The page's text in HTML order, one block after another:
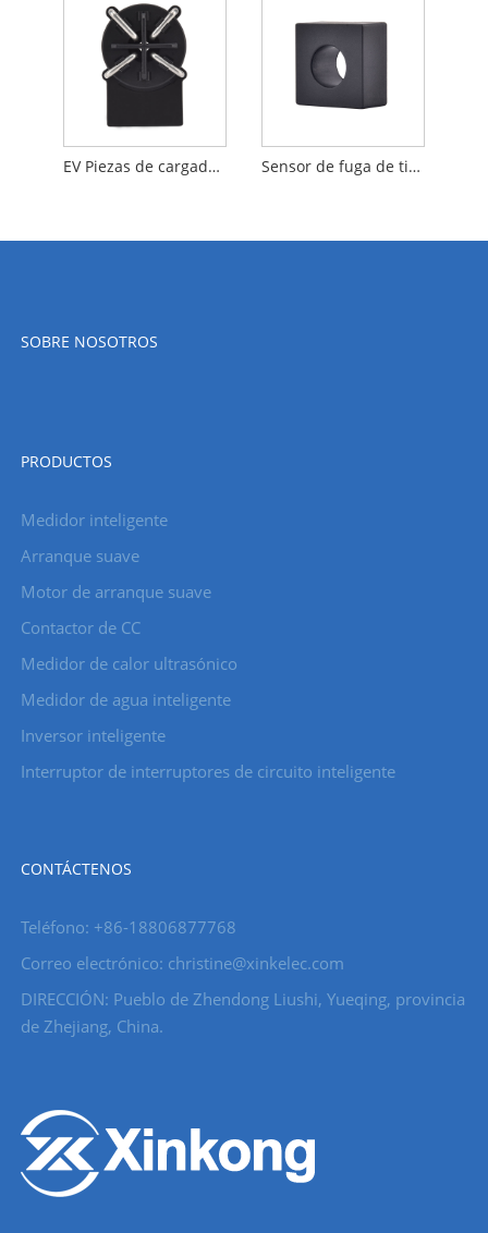
EV Piezas de cargador Unidad de monitoreo de corriente residual Sensor de fuga de tipo B de alto preciso
SOBRE NOSOTROS
PRODUCTOS
Medidor inteligente
Arranque suave
Motor de arranque suave
Contactor de CC
Medidor de calor ultrasónico
Medidor de agua inteligente
Inversor inteligente
Interruptor de interruptores de circuito inteligente
CONTÁCTENOS
Teléfono: +86-18806877768
Correo electrónico: christine@xinkelec.com
DIRECCIÓN: Pueblo de Zhendong Liushi, Yueqing, provincia
de Zhejiang, China.